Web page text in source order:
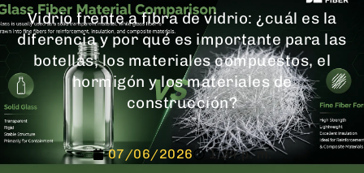
Vidrio frente a fibra de vidrio: ¿cuál es la
diferencia y por qué es importante para las
botellas, los materiales compuestos, el
hormigón y los materiales de
construcción?
07/06/2026 1:34 p. m.